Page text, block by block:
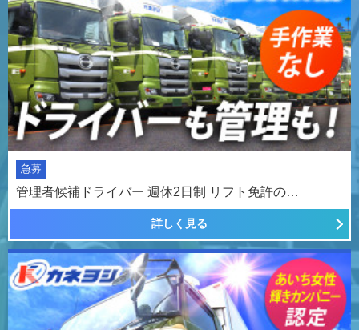
急募
管理者候補ドライバー 週休2日制 リフト免許の…
詳しく見る